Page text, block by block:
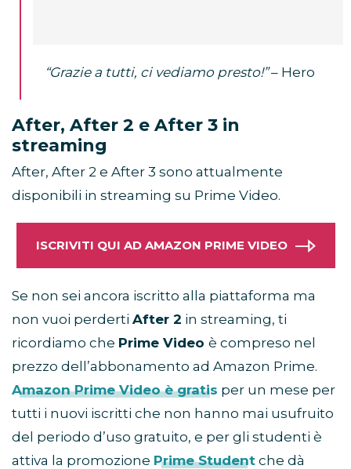
“Grazie a tutti, ci vediamo presto!”– Hero
After, After 2 e After 3 in
streaming
After, After 2 e After 3 sono attualmente
disponibili in streaming su Prime Video.
ISCRIVITI QUI AD AMAZON PRIME VIDEO
Se non sei ancora iscritto alla piattaforma ma
non vuoi perderti After 2 in streaming, ti
ricordiamo che Prime Video è compreso nel
prezzo dell’abbonamento ad Amazon Prime.
Amazon Prime Video è gratis per un mese per
tutti i nuovi iscritti che non hanno mai usufruito
del periodo d’uso gratuito, e per gli studenti è
attiva la promozione Prime Student che dà